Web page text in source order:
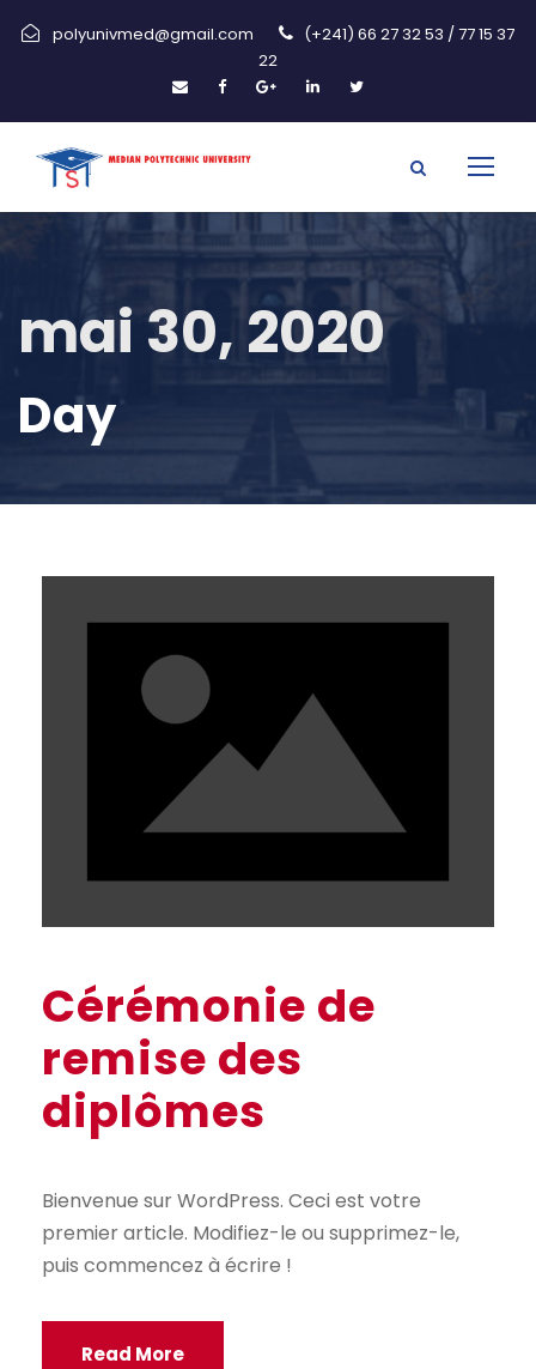
polyunivmed@gmail.com
(+241) 66 27 32 53 / 77 15 37
22
mai 30, 2020
Day
Cérémonie de
remise des
diplômes
Bienvenue sur WordPress. Ceci est votre
premier article. Modifiez-le ou supprimez-le,
puis commencez à écrire !
Read More